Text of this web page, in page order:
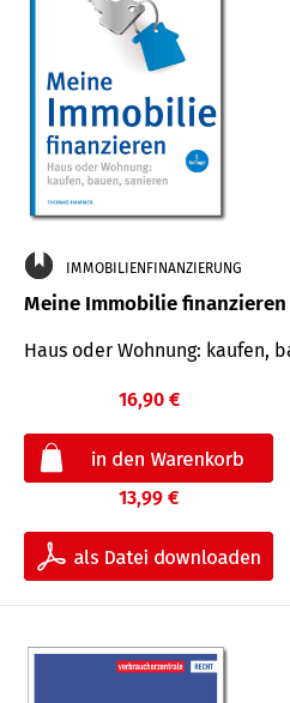
IMMOBILIENFINANZIERUNG
Meine Immobilie finanzieren
Haus oder Wohnung: kaufen,
16,90 €
13,99 €